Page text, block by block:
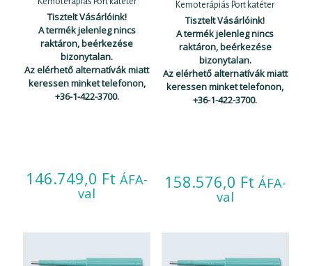
Tisztelt Vásárlóink!
A termék jelenleg nincs
raktáron, beérkezése
bizonytalan.
Az elérhető alternatívák miatt
keressen minket telefonon,
+36-1-422-3700.
146.749,0 Ft ÁFA-
val
Kemoterápiás Port katéter
Tisztelt Vásárlóink!
A termék jelenleg nincs
raktáron, beérkezése
bizonytalan.
Az elérhető alternatívák miatt
keressen minket telefonon,
+36-1-422-3700.
158.576,0 Ft ÁFA-
val